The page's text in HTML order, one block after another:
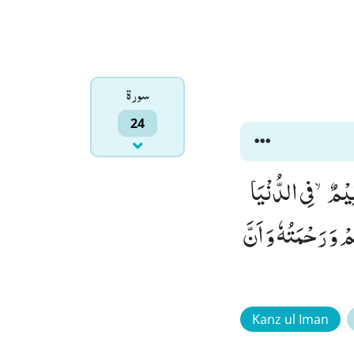
سورۃ
24
فِی الدُّنْیَا
فَضْلُ اللّٰهِ عَلَیْكُمْ وَ رَحْمَتُهٗ وَ اَنَّ
Kanz ul Iman